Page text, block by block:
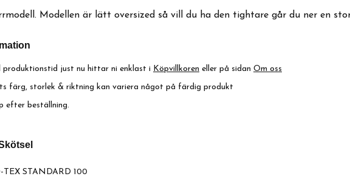
Modellen är lätt oversized så vill du ha den tightare går du ner en
produktionstid just nu hittar ni enklast i Köpvillkoren eller på sidan Om oss
färg, storlek & riktning kan variera något på färdig produkt
efter beställning.
TEX STANDARD 100